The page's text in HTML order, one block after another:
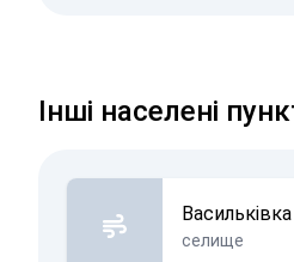
Інші населені
Васильківка
селище